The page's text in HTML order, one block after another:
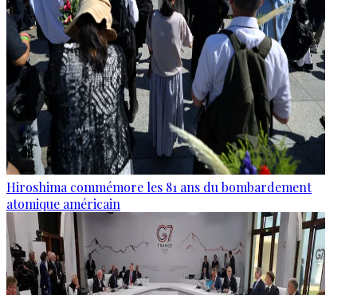
Hiroshima commémore les 81 ans du bombardement
atomique américain